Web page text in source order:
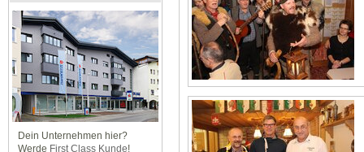
Dein Unternehmen hier?
Werde First Class Kunde!